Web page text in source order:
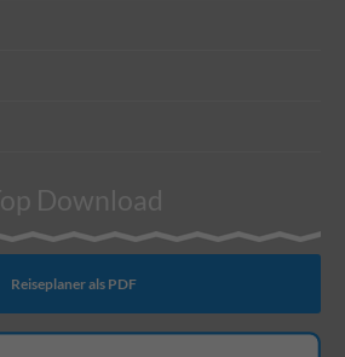
Download
Reiseplaner als PDF